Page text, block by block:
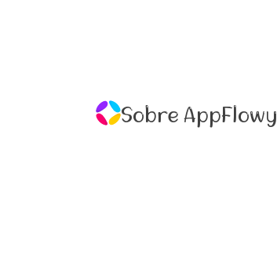
Sobre AppFlowy